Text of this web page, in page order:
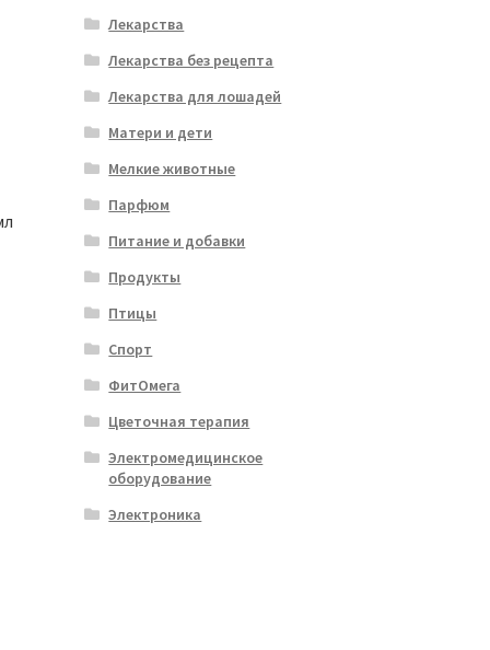
Лекарства
Лекарства без рецепта
Лекарства для лошадей
Матери и дети
Мелкие животные
Парфюм
Питание и добавки
Продукты
Птицы
Спорт
ФитОмега
Цветочная терапия
Электромедицинское
оборудование
Электроника